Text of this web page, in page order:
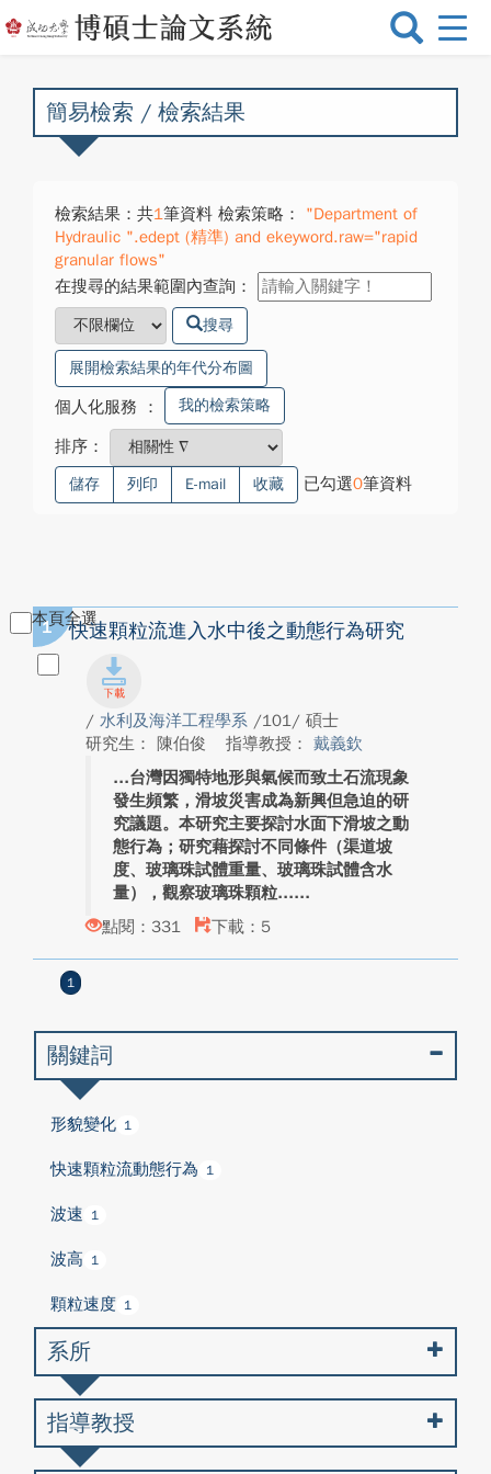
選
換
簡易檢索 / 檢索結果
檢索結果：共1筆資料 檢索策略：
"Department of
Hydraulic ".edept (精準) and ekeyword.raw="rapid
granular flows"
在搜尋的結果範圍內查詢：
搜尋
展開檢索結果的年代分布圖
個人化服務 ： 我的檢索策略
排序：
儲存 列印 E-mail 收藏 已勾選0筆資料
本頁全選
1 快速顆粒流進入水中後之動態行為研究
/ 水利及海洋工程學系 /101/ 碩士
研究生： 陳伯俊
指導教授： 戴義欽
台灣因獨特地形與氣候而致土石流現象
發生頻繁，滑坡災害成為新興但急迫的研
究議題。本研究主要探討水面下滑坡之動
態行為；研究藉探討不同條件（渠道坡
度、玻璃珠試體重量、玻璃珠試體含水
量），觀察玻璃珠顆粒...
點閱：331
下載：5
1
關鍵詞
形貌變化 1
快速顆粒流動態行為 1
波速 1
波高 1
顆粒速度 1
系所
指導教授